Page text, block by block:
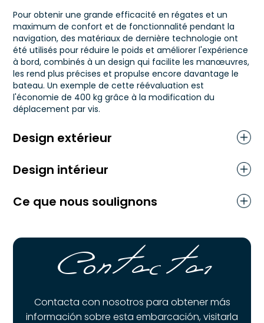
Pour obtenir une grande efficacité en régates et un
maximum de confort et de fonctionnalité pendant la
navigation, des matériaux de dernière technologie ont
été utilisés pour réduire le poids et améliorer l'expérience
à bord, combinés à un design qui facilite les manœuvres,
les rend plus précises et propulse encore davantage le
bateau. Un exemple de cette réévaluation est
l'économie de 400 kg grâce à la modification du
déplacement par vis.
Design extérieur
Design intérieur
Ce que nous soulignons
Contactar
Contacta con nosotros para obtener más
información sobre esta embarcación, visitarla